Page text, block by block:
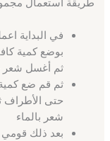
في البداية
بوضع كمية
ثم أغسل شعر
ثم قم ضع
شعر بالماء
بعد ذلك قومي